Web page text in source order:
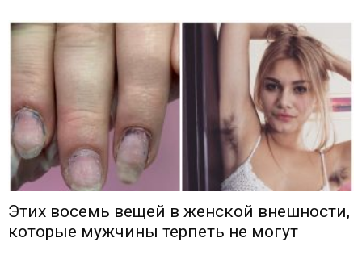
Этих восемь вещей в женской внешности,
которые мужчины терпеть не могут